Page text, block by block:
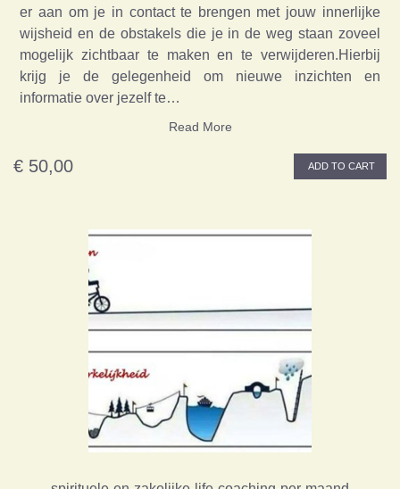
er aan om je in contact te brengen met jouw innerlijke
wijsheid en de obstakels die je in de weg staan zoveel
mogelijk zichtbaar te maken en te verwijderen.Hierbij
krijg je de gelegenheid om nieuwe inzichten en
informatie over jezelf te…
Read More
€ 50,00 ADD TO CART